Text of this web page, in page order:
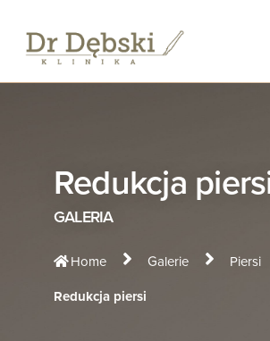
Redukcja
GALERIA
Home Galerie Piersi
Redukcja piersi